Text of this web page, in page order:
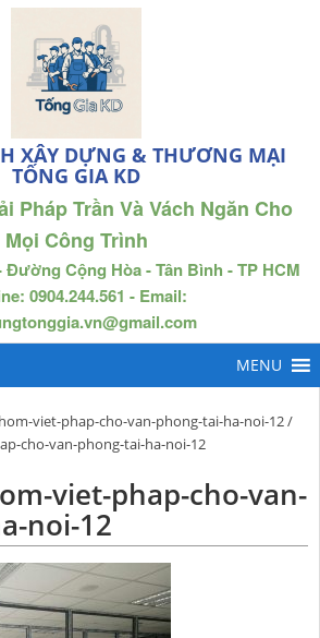
XÂY DỰNG & THƯƠNG MẠI
TỐNG GIA KD
Pháp Trần Và Vách Ngăn Cho
Mọi Công Trình
Đường Cộng Hòa - Tân Bình - TP HCM
0904.244.561 - Email:
viet-phap-cho-van-phong-tai-ha-noi-12/
cho-van-phong-tai-ha-noi-12
viet-phap-cho-van-
noi-12